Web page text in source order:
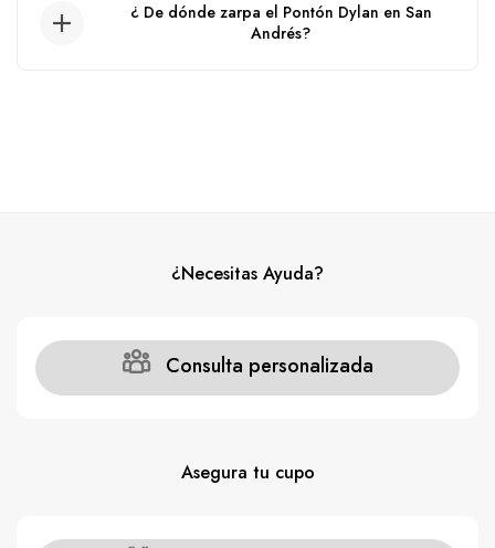
¿ De dónde zarpa el Pontón Dylan en San
Andrés?
¿Necesitas Ayuda?
Consulta personalizada
Asegura tu cupo